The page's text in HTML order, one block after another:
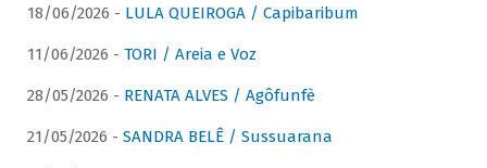
18/06/2026 - LULA QUEIROGA / Capibaribum
11/06/2026 - TORI / Areia e Voz
28/05/2026 - RENATA ALVES / Agôfunfè
21/05/2026 - SANDRA BELÊ / Sussuarana